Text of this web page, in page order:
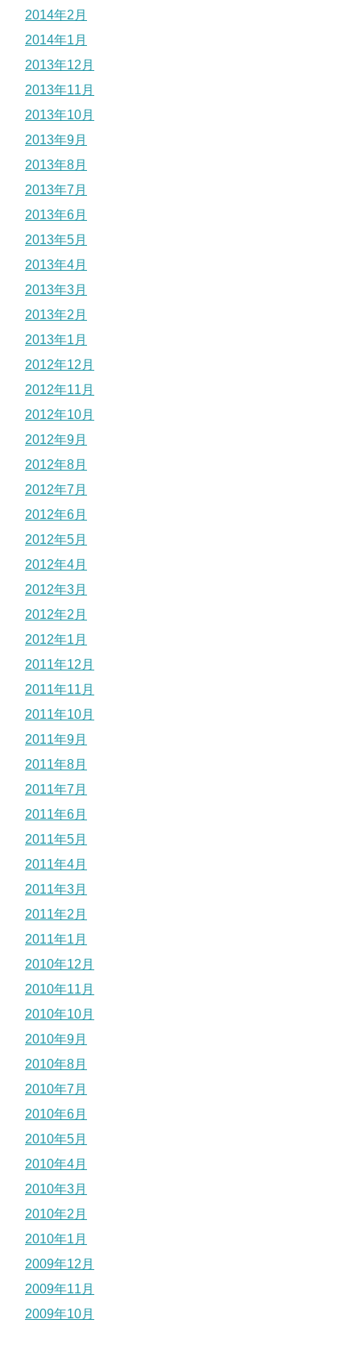
2014年2月
2014年1月
2013年12月
2013年11月
2013年10月
2013年9月
2013年8月
2013年7月
2013年6月
2013年5月
2013年4月
2013年3月
2013年2月
2013年1月
2012年12月
2012年11月
2012年10月
2012年9月
2012年8月
2012年7月
2012年6月
2012年5月
2012年4月
2012年3月
2012年2月
2012年1月
2011年12月
2011年11月
2011年10月
2011年9月
2011年8月
2011年7月
2011年6月
2011年5月
2011年4月
2011年3月
2011年2月
2011年1月
2010年12月
2010年11月
2010年10月
2010年9月
2010年8月
2010年7月
2010年6月
2010年5月
2010年4月
2010年3月
2010年2月
2010年1月
2009年12月
2009年11月
2009年10月